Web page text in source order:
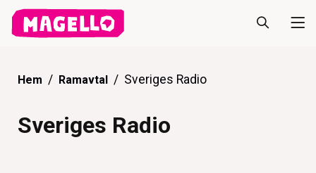
Hem Ramavtal Sveriges Radio
Sveriges Radio